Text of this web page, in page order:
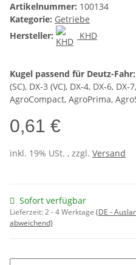
Artikelnummer: 100134
Kategorie: Getriebe
Hersteller:
KHD
Kugel passend für Deutz-Fahr:
(SC), DX-3 (VC), DX-4, DX-6,
AgroCompact, AgroPrima,
0,61 €
inkl. 19% USt. , zzgl. Versand
Sofort verfügbar
Lieferzeit:2 - 4 Werktage (DE -
abweichend)